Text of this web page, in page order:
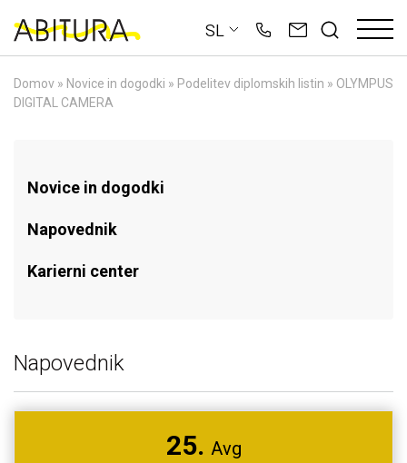
content
SL
Domov » Novice in dogodki » Podelitev diplomskih listin » OLYMPUS
DIGITAL CAMERA
Novice in dogodki
Napovednik
Karierni center
Napovednik
25. Avg